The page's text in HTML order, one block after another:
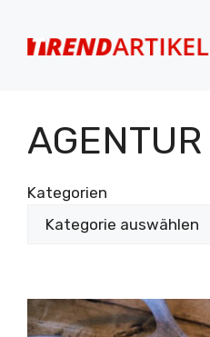
springen
AGENTUR
Kategorien